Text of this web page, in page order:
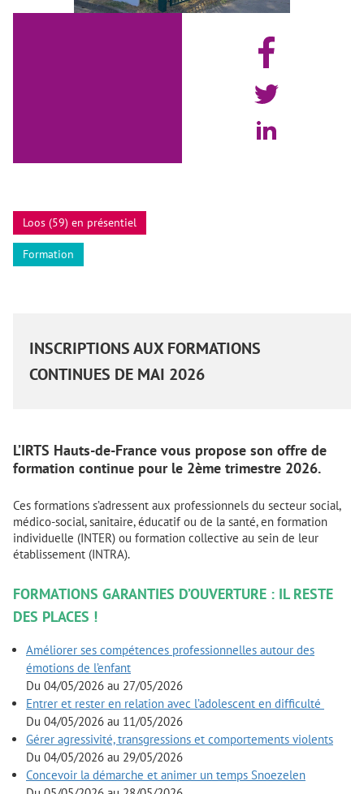
Loos (59) en présentiel
Formation
INSCRIPTIONS AUX FORMATIONS
CONTINUES DE MAI 2026
L’IRTS Hauts-de-France vous propose son offre de
formation continue pour le 2ème trimestre 2026.
Ces formations s’adressent aux professionnels du secteur social,
médico-social, sanitaire, éducatif ou de la santé, en formation
individuelle (INTER) ou formation collective au sein de leur
établissement (INTRA).
FORMATIONS GARANTIES D’OUVERTURE : IL RESTE
DES PLACES !
Améliorer ses compétences professionnelles autour des
émotions de l’enfant
Du 04/05/2026 au 27/05/2026
Entrer et rester en relation avec l’adolescent en difficulté
Du 04/05/2026 au 11/05/2026
Gérer agressivité, transgressions et comportements violents
Du 04/05/2026 au 29/05/2026
Concevoir la démarche et animer un temps Snoezelen